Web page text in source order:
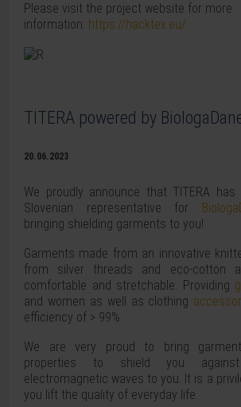
Please visit the project website for more
information: https://hacktex.eu/
TITERA powered by
20.06.2023
We proudly announce that TITERA
Slovenian representative for
bringing shielding garments to you!
Garments made from an innovative
from silver threads and eco-cotton
comfortable and stretchable. Providing
and women as well as clothing
efficiency of > 99%.
We are very proud to bring
properties to shield you against
electromagnetic waves to you. It is a
you lift the quality of everyday life.